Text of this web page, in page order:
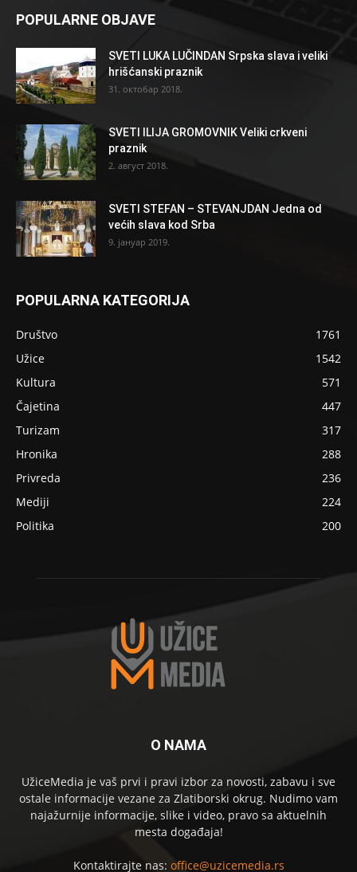
POPULARNE OBJAVE
SVETI LUKA LUČINDAN Srpska slava i veliki
hrišćanski praznik
31. октобар 2018.
SVETI ILIJA GROMOVNIK Veliki crkveni
praznik
2. август 2018.
SVETI STEFAN – STEVANJDAN Jedna od
većih slava kod Srba
9. јануар 2019.
POPULARNA KATEGORIJA
Društvo
1761
Užice
1542
Kultura
571
Čajetina
447
Turizam
317
Hronika
288
Privreda
236
Mediji
224
Politika
200
O NAMA
UžiceMedia je vaš prvi i pravi izbor za novosti, zabavu i sve
ostale informacije vezane za Zlatiborski okrug. Nudimo vam
najažurnije informacije, slike i video, pravo sa aktuelnih
mesta događaja!
Kontaktirajte nas: office@uzicemedia.rs